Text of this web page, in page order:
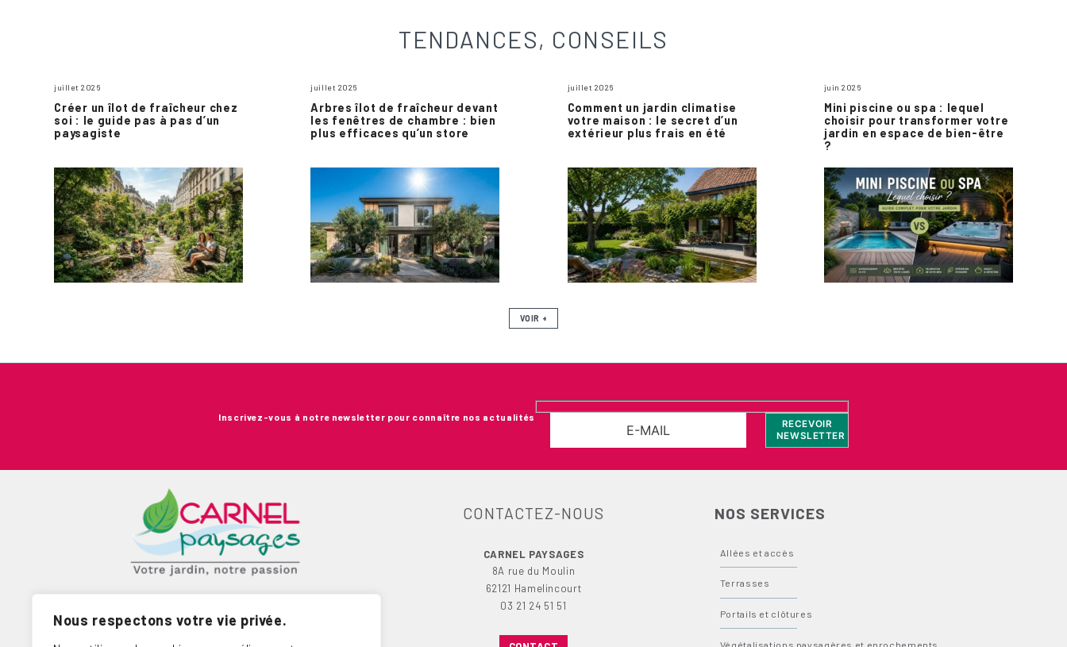
Nous respectons votre vie privée.
TENDANCES, CONSEILS
juillet 2026
Créer un îlot de fraîcheur chez
soi : le guide pas à pas d’un
paysagiste
juillet 2026
Arbres îlot de fraîcheur devant
les fenêtres de chambre : bien
plus efficaces qu’un store
juillet 2026
Comment un jardin climatise
votre maison : le secret d’un
extérieur plus frais en été
juin 2026
Mini piscine ou spa : lequel
choisir pour transformer votre
jardin en espace de bien-être
?
VOIR +
Inscrivez-vous à notre newsletter pour connaître nos actualités
9.6 CARNEL PAYSAGES
CONTACTEZ-NOUS
CARNEL PAYSAGES
8A rue du Moulin
62121 Hamelincourt
03 21 24 51 51
NOS SERVICES
Allées et accès
Terrasses
Portails et clôtures
Végétalisations paysagères et enrochements